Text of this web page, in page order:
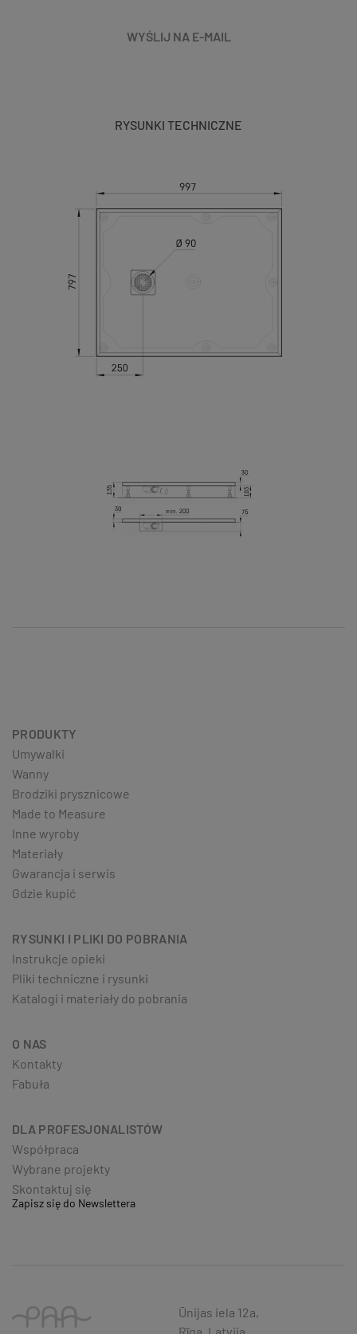
WYŚLIJ NA E-MAIL
RYSUNKI TECHNICZNE
PRODUKTY
Umywalki
Wanny
Brodziki prysznicowe
Made to Measure
Inne wyroby
Materiały
Gwarancja i serwis
Gdzie kupić
RYSUNKI I PLIKI DO POBRANIA
Instrukcje opieki
Pliki techniczne i rysunki
Katalogi i materiały do pobrania
O NAS
Kontakty
Fabuła
DLA PROFESJONALISTÓW
Współpraca
Wybrane projekty
Skontaktuj się
Zapisz się do Newslettera
Ūnijas iela 12a,
Rīga, Latvija